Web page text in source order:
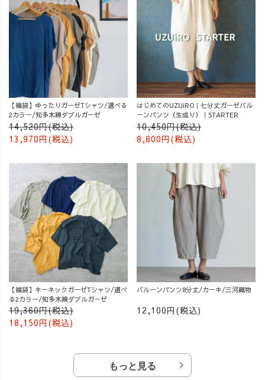
【福袋】ゆったりガーゼTシャツ/選べる
2カラー/知多木綿ダブルガーゼ
14,520円(税込)
13,970円(税込)
はじめてのUZUiRO｜七分丈ガーゼバル
ーンパンツ（生成り）｜STARTER
10,450円(税込)
8,800円(税込)
【福袋】キーネックガーゼTシャツ/選べ
る2カラー/知多木綿ダブルガーゼ
19,360円(税込)
18,150円(税込)
バルーンパンツ8分丈/カーキ/三河織物
12,100円(税込)
もっと見る